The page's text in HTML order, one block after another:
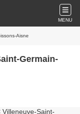
MENU
Aisne
Germain-